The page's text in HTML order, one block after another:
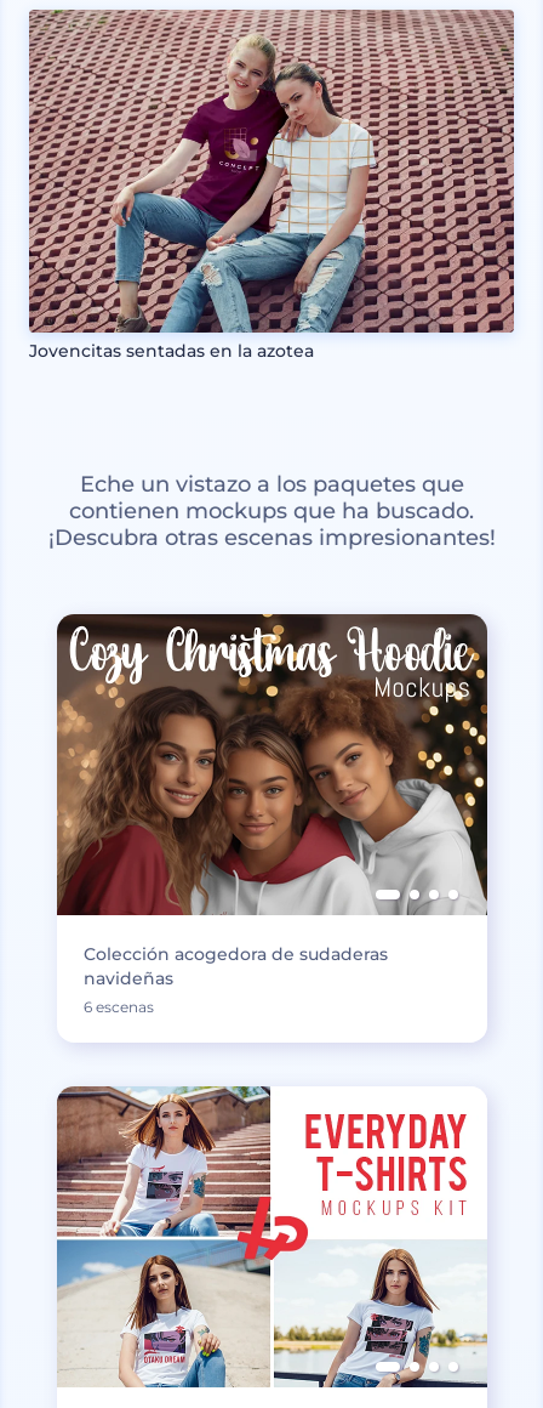
Jovencitas sentadas en la azotea
Eche un vistazo a los paquetes que
contienen mockups que ha buscado.
¡Descubra otras escenas impresionantes!
Colección acogedora de sudaderas
navideñas
6 escenas